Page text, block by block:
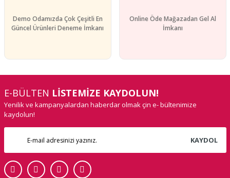
Demo Odamızda Çok Çeşitli En
Güncel Ürünleri Deneme İmkanı
Online Öde Mağazadan Gel Al
İmkanı
E-BÜLTEN LİSTEMİZE KAYDOLUN!
Yenilik ve kampanyalardan haberdar olmak çin e- bültenimize
kaydolun!
KAYDOL